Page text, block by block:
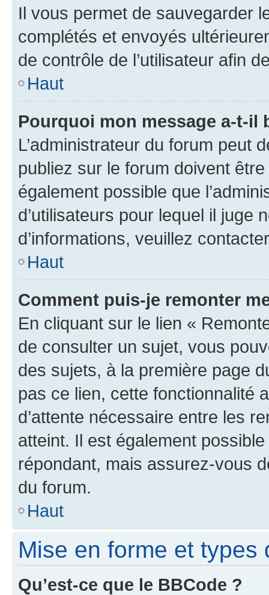
Il vous permet de sauvegarder
complétés et envoyés
de contrôle de l’utilisateur afin
Haut
Pourquoi mon message a-t-il
L’administrateur du forum peut
publiez sur le forum doivent
également possible que
d’utilisateurs pour lequel il juge
d’informations, veuillez
Haut
Comment puis-je remonter
En cliquant sur le lien «
de consulter un sujet, vous
des sujets, à la première page
pas ce lien, cette fonctionnalité
d’attente nécessaire entre les
atteint. Il est également
répondant, mais assurez-vous
du forum.
Haut
Mise en forme et types
Qu’est-ce que le BBCode ?